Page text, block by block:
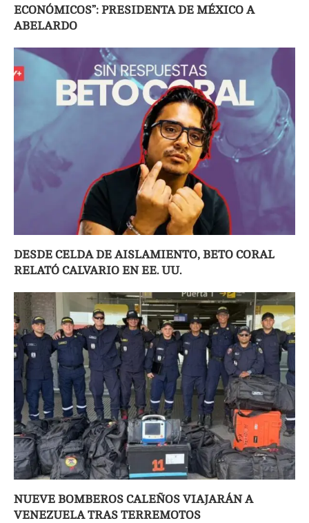
ECONÓMICOS”: PRESIDENTA DE MÉXICO A
ABELARDO
DESDE CELDA DE AISLAMIENTO, BETO CORAL
RELATÓ CALVARIO EN EE. UU.
NUEVE BOMBEROS CALEÑOS VIAJARÁN A
VENEZUELA TRAS TERREMOTOS